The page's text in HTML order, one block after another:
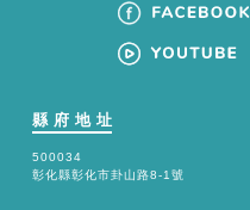
縣府地址
500034
彰化縣彰化市卦山路8-1號